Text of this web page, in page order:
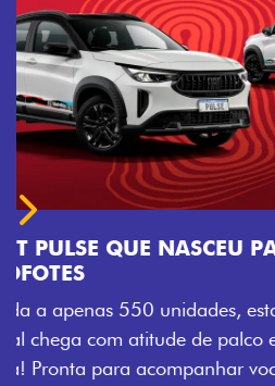
VISUAL COM ENERGIA
Se liga no que compõe a
festival: série numerada,
soleira temática que reforçam
enquanto os detalhes
Previous
Next
Próximo